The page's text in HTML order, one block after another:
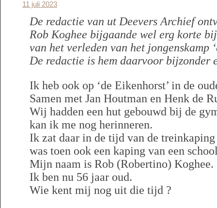
11 juli 2023
De redactie van ut Deevers Archief
Rob Koghee bijgaande wel erg korte
van het verleden van het jongenskamp
De redactie is hem daarvoor bijzonder
Ik heb ook op ‘de Eikenhorst’ in de
Samen met Jan Houtman en Henk de
Wij hadden een hut gebouwd bij de
kan ik me nog herinneren.
Ik zat daar in de tijd van de
was toen ook een kaping van een
Mijn naam is Rob (Robertino) Koghee.
Ik ben nu 56 jaar oud.
Wie kent mij nog uit die tijd ?